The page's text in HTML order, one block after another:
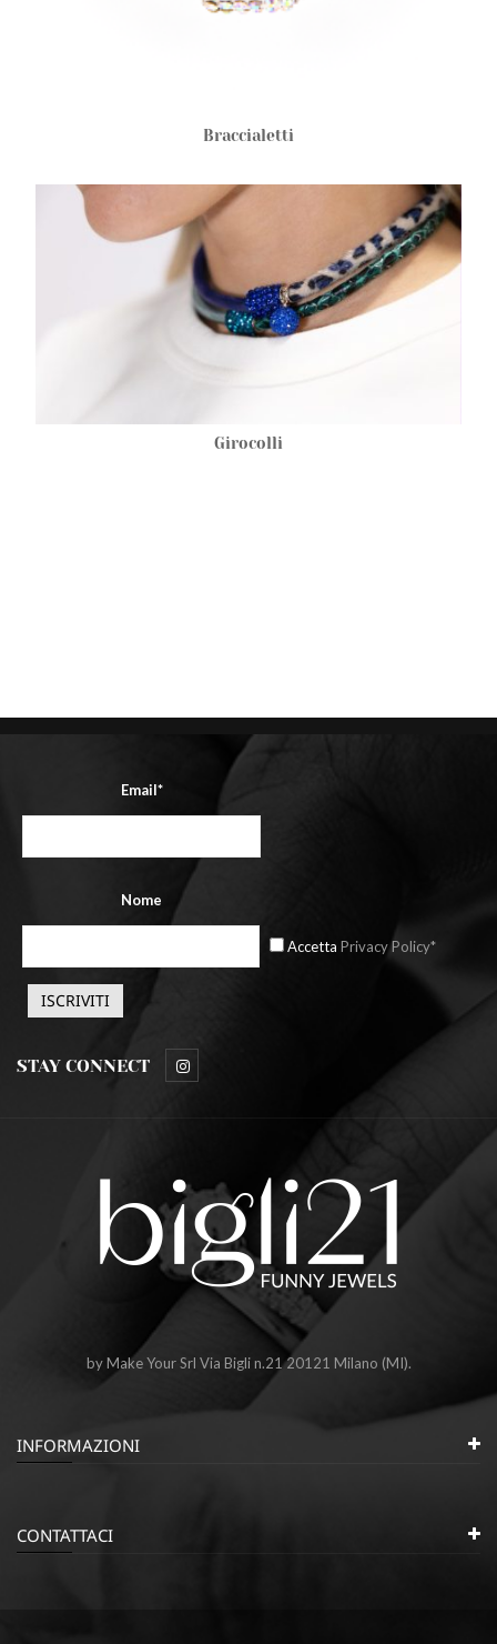
Braccialetti
Girocolli
Email*
Nome
Accetta Privacy Policy*
STAY CONNECT
by Make Your Srl Via Bigli n.21 20121 Milano (MI).
INFORMAZIONI
CONTATTACI